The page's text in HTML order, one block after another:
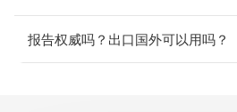
报告权威吗？出口国外可以用吗？